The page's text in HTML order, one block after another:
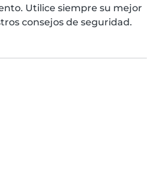
Utilice siempre su mejor
consejos de seguridad.